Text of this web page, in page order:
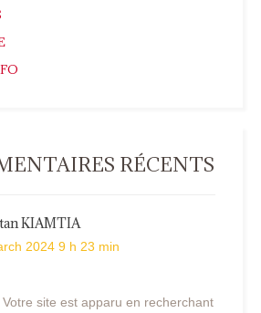
RÉCENTS
KIAMTIA
2024 9 h 23 min
site est apparu en recherchant